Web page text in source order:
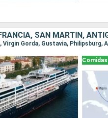
SAN MARTÍN,
Virgin Gorda, Gustavia,